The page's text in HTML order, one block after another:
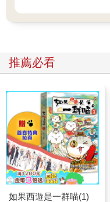
推薦必看
如果西遊是一群喵(1)